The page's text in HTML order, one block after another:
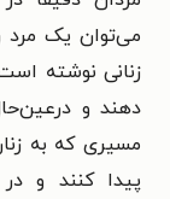
می‌توان یک مرد
زنانی نوشته
دهند و
مسیری که به
پیدا کنند و